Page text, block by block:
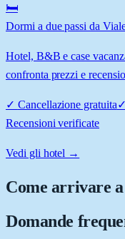
🛏️
Dormi a due passi da
Hotel, B&B e case
confronta prezzi e
✓ Cancellazione gratuita✓
Recensioni verificate
Vedi gli hotel →
Come arrivare
Domande